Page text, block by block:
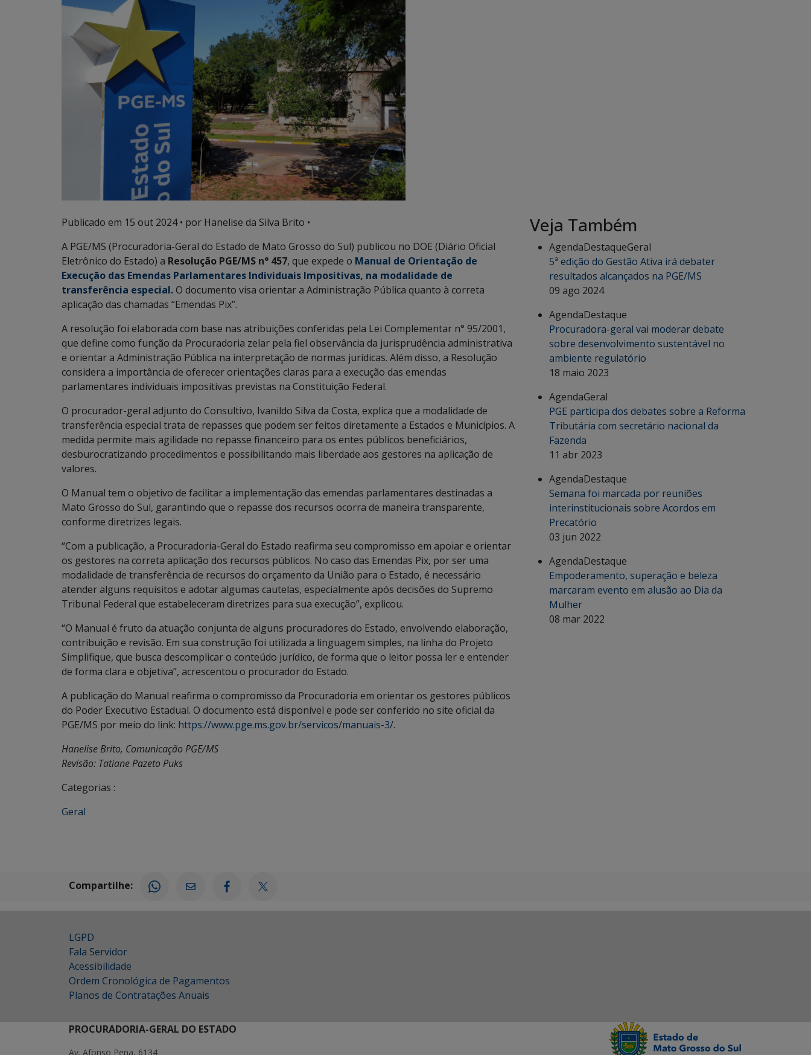
Publicado em 15 out 2024• por Hanelise da Silva Brito •
A PGE/MS (Procuradoria-Geral do Estado de Mato Grosso do Sul) publicou no DOE (Diário Oficial
Eletrônico do Estado) a Resolução PGE/MS n° 457, que expede o Manual de Orientação de
Execução das Emendas Parlamentares Individuais Impositivas, na modalidade de
transferência especial.O documento visa orientar a Administração Pública quanto à correta
aplicação das chamadas “Emendas Pix”.
A resolução foi elaborada com base nas atribuições conferidas pela Lei Complementar n° 95/2001,
que define como função da Procuradoria zelar pela fiel observância da jurisprudência administrativa
e orientar a Administração Pública na interpretação de normas jurídicas. Além disso, a Resolução
considera a importância de oferecer orientações claras para a execução das emendas
parlamentares individuais impositivas previstas na Constituição Federal.
O procurador-geral adjunto do Consultivo, Ivanildo Silva da Costa, explica que a modalidade de
transferência especial trata de repasses que podem ser feitos diretamente a Estados e Municípios. A
medida permite mais agilidade no repasse financeiro para os entes públicos beneficiários,
desburocratizando procedimentos e possibilitando mais liberdade aos gestores na aplicação de
valores.
O Manual tem o objetivo de facilitar a implementação das emendas parlamentares destinadas a
Mato Grosso do Sul, garantindo que o repasse dos recursos ocorra de maneira transparente,
conforme diretrizes legais.
“Com a publicação, a Procuradoria-Geral do Estado reafirma seu compromisso em apoiar e orientar
os gestores na correta aplicação dos recursos públicos. No caso das Emendas Pix, por ser uma
modalidade de transferência de recursos do orçamento da União para o Estado, é necessário
atender alguns requisitos e adotar algumas cautelas, especialmente após decisões do Supremo
Tribunal Federal que estabeleceram diretrizes para sua execução”, explicou.
“O Manual é fruto da atuação conjunta de alguns procuradores do Estado, envolvendo elaboração,
contribuição e revisão. Em sua construção foi utilizada a linguagem simples, na linha do Projeto
Simplifique, que busca descomplicar o conteúdo jurídico, de forma que o leitor possa ler e entender
de forma clara e objetiva”, acrescentou o procurador do Estado.
A publicação do Manual reafirma o compromisso da Procuradoria em orientar os gestores públicos
do Poder Executivo Estadual. O documento está disponível e pode ser conferido no site oficial da
PGE/MS por meio do link: https://www.pge.ms.gov.br/servicos/manuais-3/.
Hanelise Brito, Comunicação PGE/MS
Revisão: Tatiane Pazeto Puks
Categorias :
Geral
Veja Também
AgendaDestaqueGeral
5ª edição do Gestão Ativa irá debater
resultados alcançados na PGE/MS
09 ago 2024
AgendaDestaque
Procuradora-geral vai moderar debate
sobre desenvolvimento sustentável no
ambiente regulatório
18 maio 2023
AgendaGeral
PGE participa dos debates sobre a Reforma
Tributária com secretário nacional da
Fazenda
11 abr 2023
AgendaDestaque
Semana foi marcada por reuniões
interinstitucionais sobre Acordos em
Precatório
03 jun 2022
AgendaDestaque
Empoderamento, superação e beleza
marcaram evento em alusão ao Dia da
Mulher
08 mar 2022
Compartilhe:
LGPD
Fala Servidor
Acessibilidade
Ordem Cronológica de Pagamentos
Planos de Contratações Anuais
PROCURADORIA-GERAL DO ESTADO
Av. Afonso Pena, 6134